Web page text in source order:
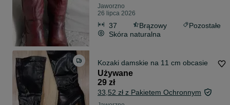
Jaworzno
26 lipca 2026
37 Brązowy
Pozostałe
Skóra naturalna
Kozaki damskie na 11 cm obcasie
Używane
29 zł
33,52 zł z Pakietem Ochronnym